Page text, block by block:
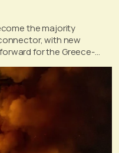
the majority
with new
for the Greece-